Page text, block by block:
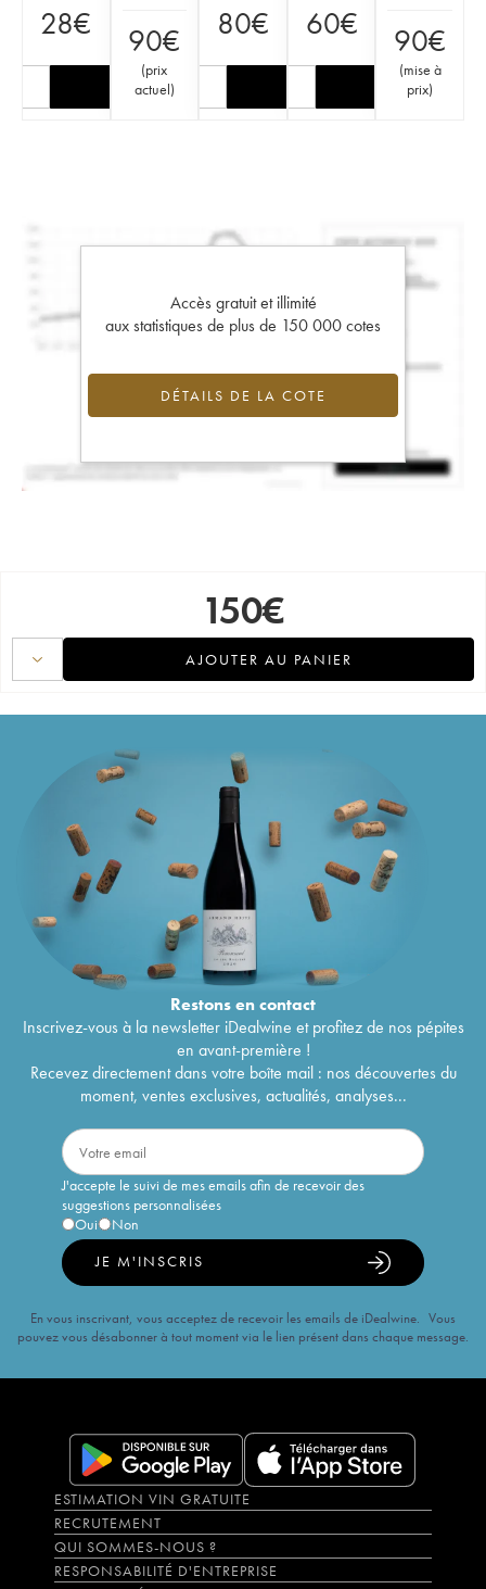
28€ 90€
(prix
actuel)
80€ 60€ 90€
(mise à
prix)
Accès gratuit et illimité
aux statistiques de plus de 150 000 cotes
DÉTAILS DE LA COTE
150€
AJOUTER AU PANIER
Restons encontact
Inscrivez-vous à la newsletter iDealwine et profitez de nos pépites
en avant-première !
Recevez directement dans votre boîte mail : nos découvertes du
moment, ventes exclusives, actualités, analyses...
J'accepte le suivi de mes emails afin de recevoir des
suggestions personnalisées
Oui
Non
JE M'INSCRIS
En vous inscrivant, vous acceptez de recevoir les emails de iDealwine. Vous
pouvez vous désabonner à tout moment via le lien présent dans chaque message.
ESTIMATION VIN GRATUITE
RECRUTEMENT
QUI SOMMES-NOUS ?
RESPONSABILITÉ D'ENTREPRISE